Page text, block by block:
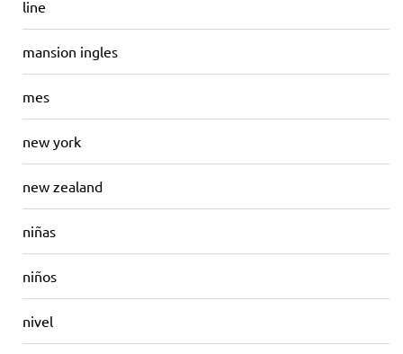
line
mansion ingles
mes
new york
new zealand
niñas
niños
nivel